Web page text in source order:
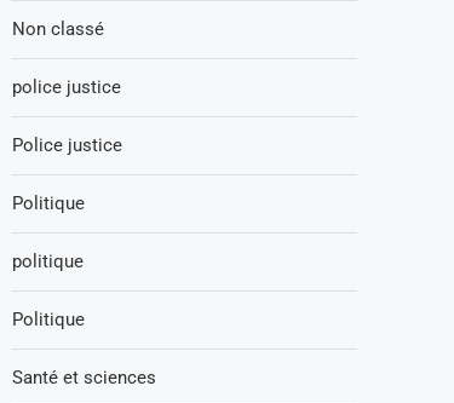
Non classé
police justice
Police justice
Politique
politique
Politique
Santé et sciences